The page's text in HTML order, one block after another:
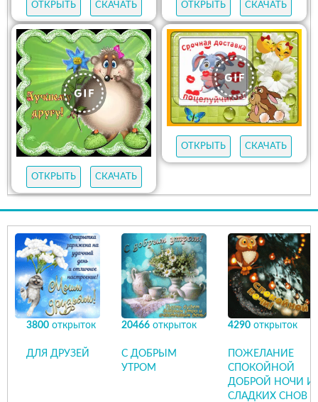
ОТКРЫТЬ СКАЧАТЬ ОТКРЫТЬ СКАЧАТЬ
ОТКРЫТЬ СКАЧАТЬ
ОТКРЫТЬ СКАЧАТЬ
3800 открыток
ДЛЯ ДРУЗЕЙ
20466 открыток
С ДОБРЫМ
УТРОМ
4290 открыток
ПОЖЕЛАНИЕ
СПОКОЙНОЙ
ДОБРОЙ НОЧИ И
СЛАДКИХ СНОВ